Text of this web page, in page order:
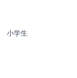
小学生